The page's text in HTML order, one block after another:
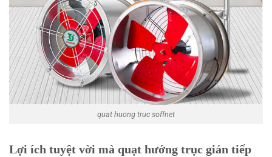
quat huong truc soffnet
Lợi ích tuyệt vời mà quạt hướng trục gián tiếp